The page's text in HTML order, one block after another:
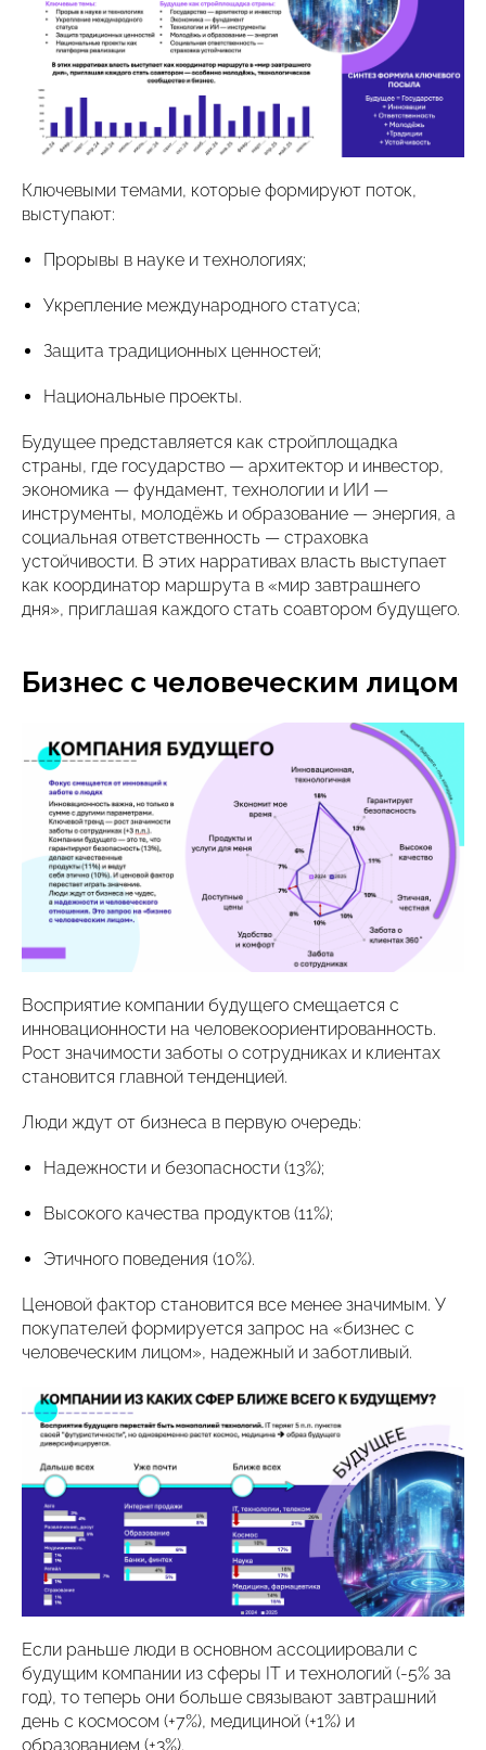
Ключевыми темами, которые формируют поток,
выступают:
Прорывы в науке и технологиях;
Укрепление международного статуса;
Защита традиционных ценностей;
Национальные проекты.
Будущее представляется как стройплощадка
страны, где государство — архитектор и инвестор,
экономика — фундамент, технологии и ИИ —
инструменты, молодёжь и образование — энергия, а
социальная ответственность — страховка
устойчивости. В этих нарративах власть выступает
как координатор маршрута в «мир завтрашнего
дня», приглашая каждого стать соавтором будущего.
Бизнес с человеческим лицом
Восприятие компании будущего смещается с
инновационности на человекоориентированность.
Рост значимости заботы о сотрудниках и клиентах
становится главной тенденцией.
Люди ждут от бизнеса в первую очередь:
Надежности и безопасности (13%);
Высокого качества продуктов (11%);
Этичного поведения (10%).
Ценовой фактор становится все менее значимым. У
покупателей формируется запрос на «бизнес с
человеческим лицом», надежный и заботливый.
Если раньше люди в основном ассоциировали с
будущим компании из сферы IT и технологий (-5% за
год), то теперь они больше связывают завтрашний
день с космосом (+7%), медициной (+1%) и
образованием (+3%).